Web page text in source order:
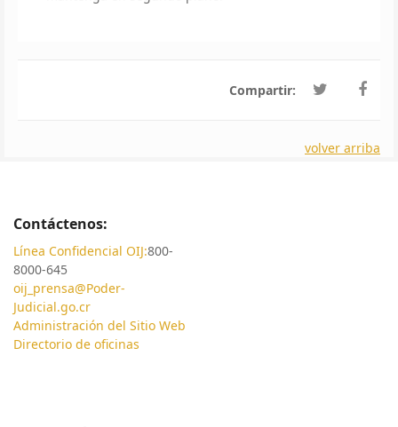
Compartir:
volver arriba
Contáctenos:
Línea Confidencial OIJ:800-
8000-645
oij_prensa@Poder-
Judicial.go.cr
Administración del Sitio Web
Directorio de oficinas